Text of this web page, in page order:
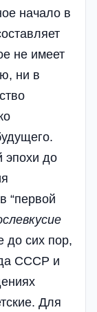
начало в
не имеет
ни в
эпохи до
“первой
до сих пор,
СССР и
Для